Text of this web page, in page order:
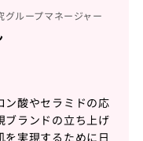
ループマネージャー
ン酸やセラミドの応
ブランドの立ち上げ
実現するために日